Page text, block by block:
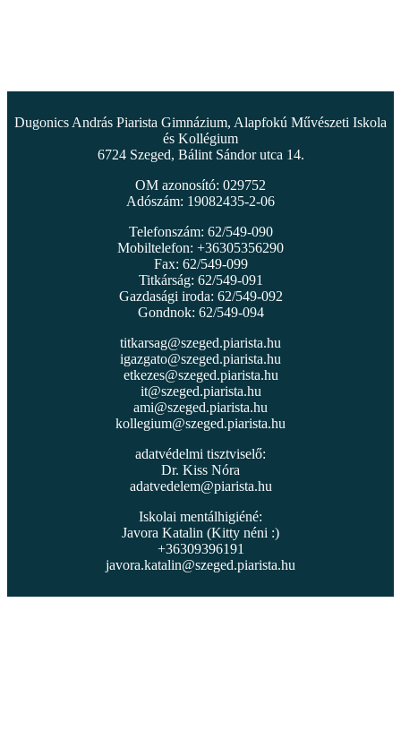
Dugonics András Piarista Gimnázium, Alapfokú Művészeti Iskola
és Kollégium
6724 Szeged, Bálint Sándor utca 14.
OM azonosító: 029752
Adószám: 19082435-2-06
Telefonszám: 62/549-090
Mobiltelefon: +36305356290
Fax: 62/549-099
Titkárság: 62/549-091
Gazdasági iroda: 62/549-092
Gondnok: 62/549-094
titkarsag@szeged.piarista.hu
igazgato@szeged.piarista.hu
etkezes@szeged.piarista.hu
it@szeged.piarista.hu
ami@szeged.piarista.hu
kollegium@szeged.piarista.hu
adatvédelmi tisztviselő:
Dr. Kiss Nóra
adatvedelem@piarista.hu
Iskolai mentálhigiéné:
Javora Katalin (Kitty néni :)
+36309396191
javora.katalin@szeged.piarista.hu